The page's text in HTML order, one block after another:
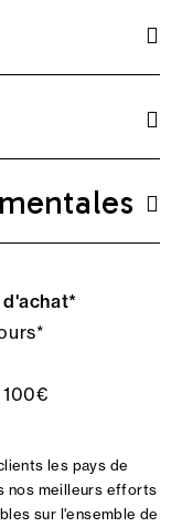
les pays de
nos meilleurs efforts
sur l'ensemble de